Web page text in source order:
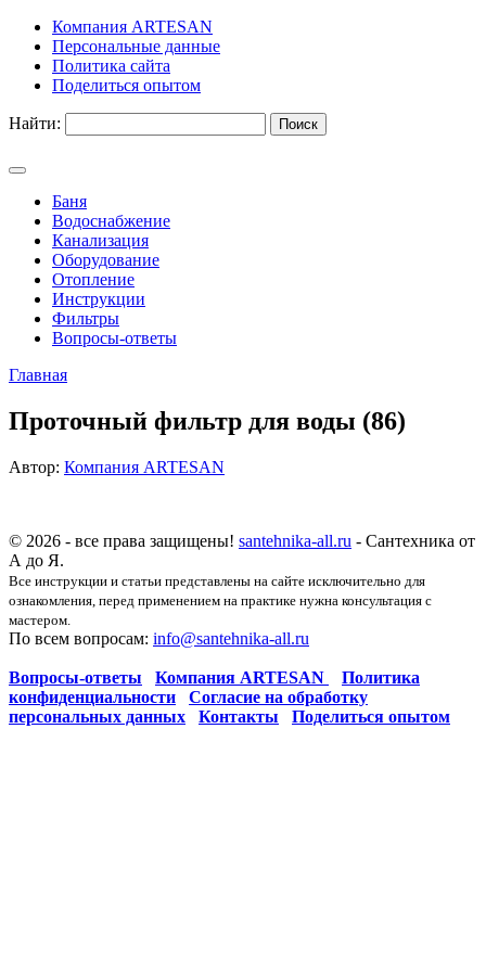
Компания ARTESAN
Персональные данные
Политика сайта
Поделиться опытом
Найти:
Баня
Водоснабжение
Канализация
Оборудование
Отопление
Инструкции
Фильтры
Вопросы-ответы
Главная
Проточный фильтр для воды (86)
Автор: Компания ARTESAN
© 2026 - все права защищены! santehnika-all.ru - Сантехника от
А до Я.
Все инструкции и статьи представлены на сайте исключительно для
ознакомления, перед применением на практике нужна консультация с
мастером.
По всем вопросам: info@santehnika-all.ru
Вопросы-ответы Компания ARTESAN
Политика
конфиденциальности
Согласие на обработку
персональных данных
Контакты Поделиться опытом